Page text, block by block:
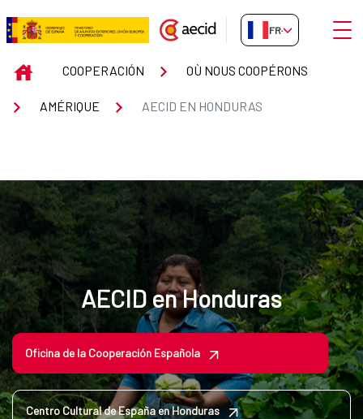
Saut au contenu principal
AECID en Honduras
FR-FR
INICIOCOOPERACIÓN OÙ NOUS COOPÉRONS
AMÉRIQUE AECID EN HONDURAS
AECID en Honduras
Oficina de la Cooperación Española
Centro Cultural de España en Honduras